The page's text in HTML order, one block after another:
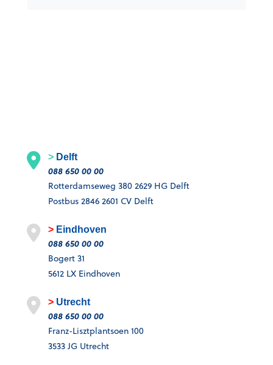
Delft
088 650 00 00
Rotterdamseweg 380 2629 HG Delft
Postbus 2846 2601 CV Delft
Eindhoven
088 650 00 00
Bogert 31
5612 LX Eindhoven
Utrecht
088 650 00 00
Franz-Lisztplantsoen 100
3533 JG Utrecht